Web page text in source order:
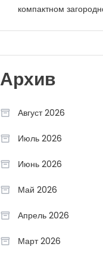
компактном
Архив
Август 2026
Июль 2026
Июнь 2026
Май 2026
Апрель 2026
Март 2026